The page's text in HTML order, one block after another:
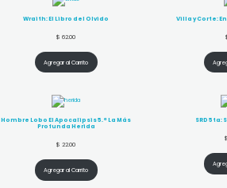
Wraith: El Libro del Olvido
$ 62.00
Agregar al Carrito
Villa y Corte:
Hombre Lobo El Apocalipsis 5.ª La Más
Profunda Herida
$ 22.00
Agregar al Carrito
SRD 5ta:
$